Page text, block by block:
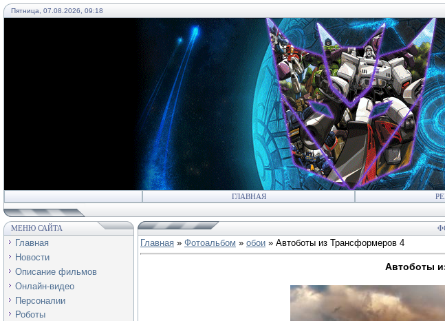
Пятница, 07.08.2026, 09:18
ГЛАВНАЯ
МЕНЮ САЙТА
Главная
Новости
Описание фильмов
Онлайн-видео
Персоналии
Роботы
Главная » Фотоальбом » обои » Автоботы из Трансформеров 4
Автоботы